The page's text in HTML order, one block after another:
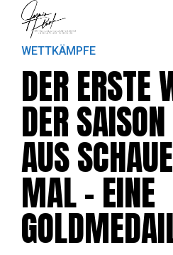
WETTKÄMPFE
DER ERSTE
DER
AUS
MAL – EINE